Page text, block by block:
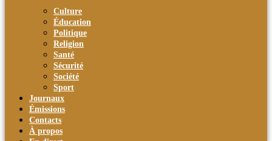
Culture
Éducation
Politique
Religion
Santé
Sécurité
Société
Sport
Journaux
Émissions
Contacts
À propos